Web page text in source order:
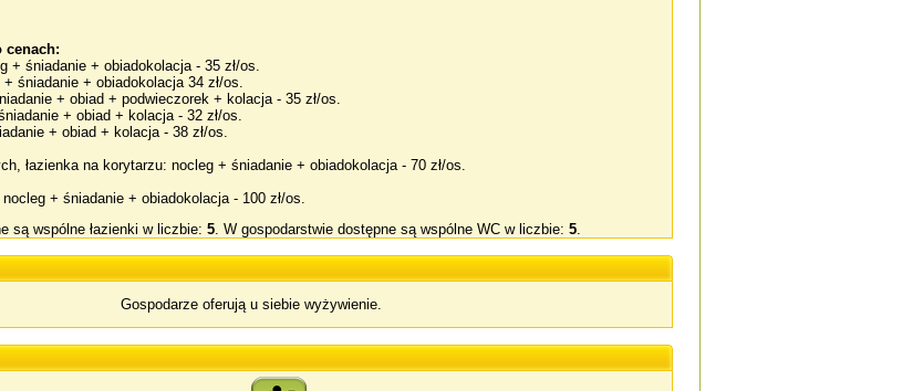
cenach:
śniadanie + obiadokolacja - 35 zł/os.
śniadanie + obiadokolacja 34 zł/os.
+ obiad + podwieczorek + kolacja - 35 zł/os.
+ obiad + kolacja - 32 zł/os.
+ obiad + kolacja - 38 zł/os.
łazienka na korytarzu: nocleg + śniadanie + obiadokolacja - 70 zł/os.
+ śniadanie + obiadokolacja - 100 zł/os.
są wspólne łazienki w liczbie: 5 . W gospodarstwie dostępne są wspólne WC w liczbie: 5
Gospodarze oferują u siebie wyżywienie.